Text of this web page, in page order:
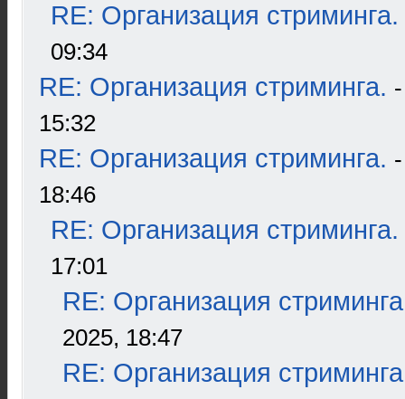
RE: Организация стриминга.
09:34
RE: Организация стриминга.
15:32
RE: Организация стриминга.
18:46
RE: Организация стриминга.
17:01
RE: Организация
2025, 18:47
RE: Организация